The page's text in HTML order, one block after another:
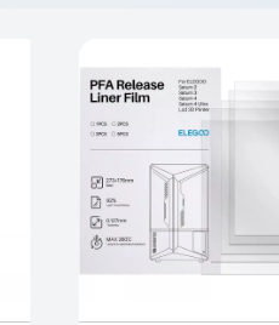
از هرگونه خطای احتمالی در چاپ.